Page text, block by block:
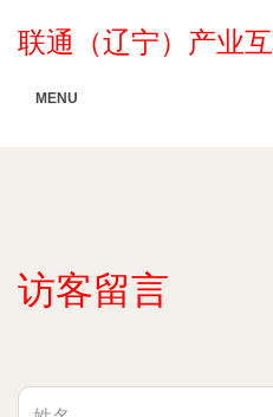
联通（辽宁）产业
MENU
访客留言